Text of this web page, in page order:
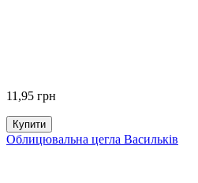
11,95 грн
Купити
Облицювальна цегла Васильків